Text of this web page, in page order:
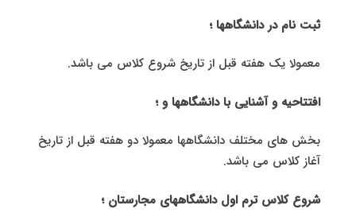
ثبت نام در دانشگاهها ؛
معمولا یک هفته قبل از تاریخ شروع کلاس می باشد.
افتتاحیه و آشنایی با دانشگاهها و ؛
بخش های مختلف دانشگاهها معمولا دو هفته قبل از تاریخ
آغاز کلاس می باشد.
شروع کلاس ترم اول دانشگاههای مجارستان ؛